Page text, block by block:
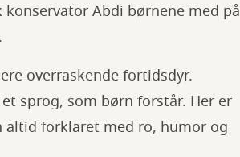
Abdi børnene med på
overraskende fortidsdyr.
sprog, som børn forstår. Her er
altid forklaret med ro, humor og